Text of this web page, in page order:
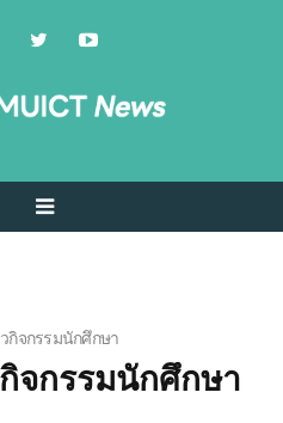
กิจกรรมนักศึกษา
จกรรมนักศึกษา